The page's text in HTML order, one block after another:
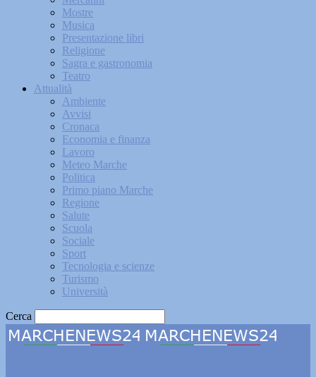
Mostre
Musica
Presentazione libri
Religione
Sagra e gastronomia
Teatro
Attualità
Ambiente
Avvisi
Cronaca
Economia e finanza
Lavoro
Meteo Marche
Politica
Primo piano Marche
Regione
Salute
Scuola
Sociale
Sport
Tecnologia e scienze
Turismo
Università
Cerca